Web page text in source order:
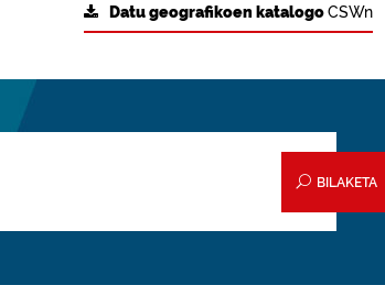
Datu geografikoen katalogoCSWn
BILAKETA